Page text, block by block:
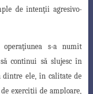
de intenţii agresivo-
s-a numit
continui să slujesc în
dintre ele, în calitate de
exerciţii de amploare,